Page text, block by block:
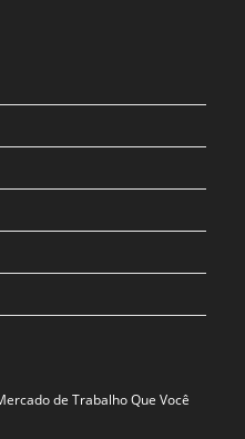
de Trabalho Que Você